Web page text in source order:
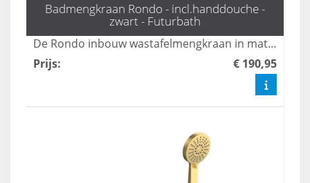
Badmengkraan Rondo - incl.handdouche -
zwart - Futurbath
De Rondo inbouw wastafelmengkraan in mat zwart combineert stijl met functionaliteit, perfect voor moderne badkamers. Met zijn strakke design en eenvoudige installatie biedt deze kraan een luxe uitstraling, terwijl de hoogwaardige materialen zorgen voor duurzaamheid en gebruiksgemak. Transformeer je wastafel met deze elegante toevoeging die moeiteloos bij elke inrichting past.
Prijs: € 190,95